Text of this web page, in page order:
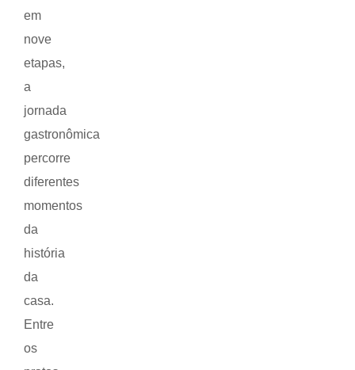
em
nove
etapas,
a
jornada
gastronômica
percorre
diferentes
momentos
da
história
da
casa.
Entre
os